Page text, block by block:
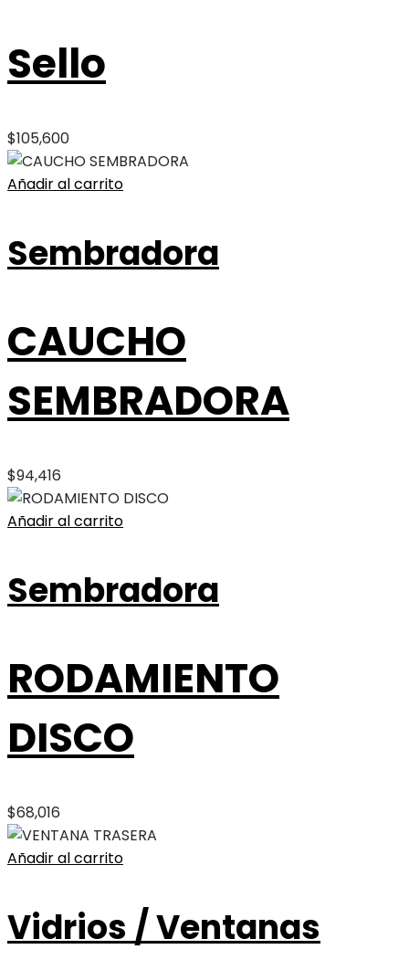
Sello
$105,600
Añadir al carrito
Sembradora
CAUCHO
SEMBRADORA
$94,416
Añadir al carrito
Sembradora
RODAMIENTO
DISCO
$68,016
Añadir al carrito
Vidrios / Ventanas